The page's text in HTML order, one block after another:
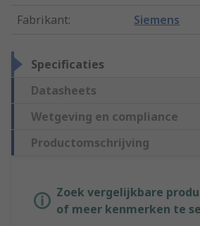
Fabrikant: Siemens
Specificaties
Datasheets
Wetgeving en compliance
Productomschrijving
Zoek vergelijkbare
of meer kenmerken te